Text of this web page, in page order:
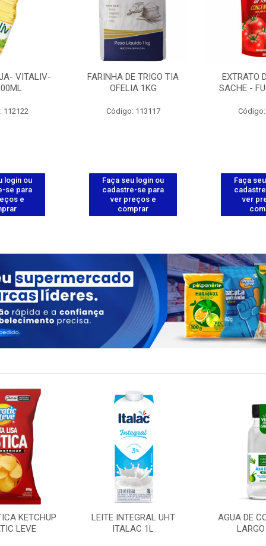
VITALIV-
112122
login ou
se para
e
FARINHA DE TRIGO TIA
OFELIA 1KG
Código: 113117
Faça seu login ou
cadastre-se para
ver preços e
comprar
EXTRATO
SACHE -
Faça
ver
KETCHUP
LEVE
LEITE INTEGRAL UHT
ITALAC 1L
AGUA DE